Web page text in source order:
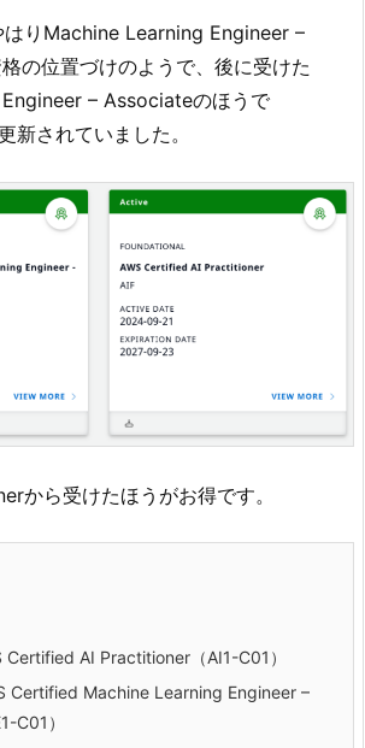
りMachine Learning Engineer –
の位置づけのようで、後に受けた
– Associateのほうで
されていました。
から受けたほうがお得です。
Certified AI Practitioner（AI1-C01）
Certified Machine Learning Engineer –
C01）